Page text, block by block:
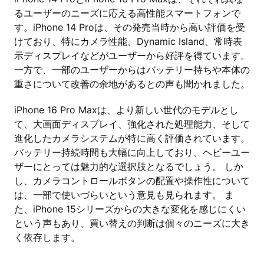
るユーザーのニーズに応える高性能スマートフォンで
す。iPhone 14 Proは、その発売当時から高い評価を受
けており、特にカメラ性能、Dynamic Island、常時表
示ディスプレイなどがユーザーから好評を得ています。
一方で、一部のユーザーからはバッテリー持ちや本体の
重さについて改善の余地があるとの声も聞かれました。
iPhone 16 Pro Maxは、より新しい世代のモデルとし
て、大画面ディスプレイ、強化された処理能力、そして
進化したカメラシステムが特に高く評価されています。
バッテリー持続時間も大幅に向上しており、ヘビーユー
ザーにとっては魅力的な選択肢となるでしょう。 しか
し、カメラコントロールボタンの配置や操作性について
は、一部で使いづらいという意見も見られます。 ま
た、iPhone 15シリーズからの大きな変化を感じにくい
という声もあり、買い替えの判断は個々のニーズに大き
く依存します。